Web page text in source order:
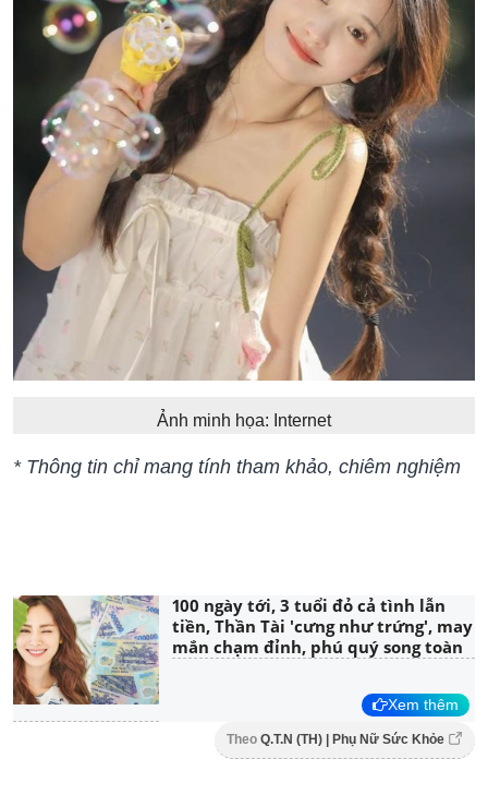
Ảnh minh họa: Internet
* Thông tin chỉ mang tính tham khảo, chiêm nghiệm
100 ngày tới, 3 tuổi đỏ cả tình lẫn
tiền, Thần Tài 'cưng như trứng', may
mắn chạm đỉnh, phú quý song toàn
Xem thêm
Theo Q.T.N (TH) | Phụ Nữ Sức Khỏe